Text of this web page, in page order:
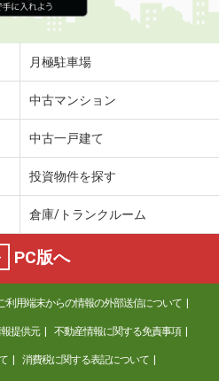
月極駐車場
中古マンション
中古一戸建て
投資物件を探す
倉庫/トランクルーム
PC版へ
利用端末からの情報の外部送信について
提供元 不動産情報に関する免責事項
消費税に関する表記について